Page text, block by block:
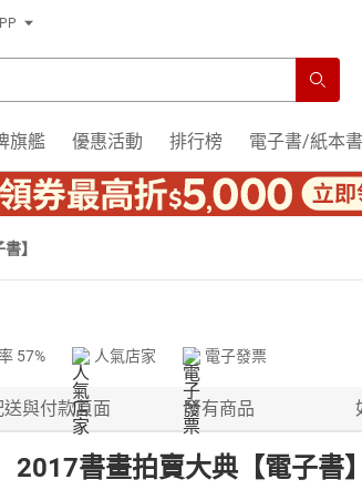
旗艦 優惠活動 排行榜 電子書/紙本書
】
57% 人氣店家 電子發票
送與付款頁面 所有商品
2017書畫拍賣大典【電子書